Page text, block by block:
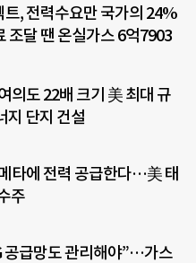
트, 전력수요만 국가의 24%
조달 땐 온실가스 6억7903
의도 22배 크기 美 최대 규
지 단지 건설
타에 전력 공급한다…美 태
주
공급망도 관리해야”…가스